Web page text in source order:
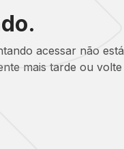
acessar não está
mais tarde ou volte